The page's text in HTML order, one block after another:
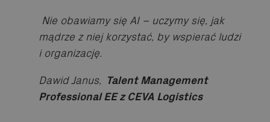
Nie obawiamy się AI – uczymy się, jak
mądrze z niej korzystać, by wspierać ludzi
i organizację.
Dawid Janus, Talent Management
Professional EE z CEVA Logistics